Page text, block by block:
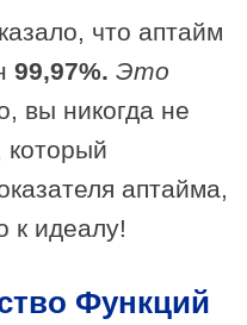
что аптайм
99,97%. Это
вы никогда не
который
аптайма,
к идеалу!
Функций